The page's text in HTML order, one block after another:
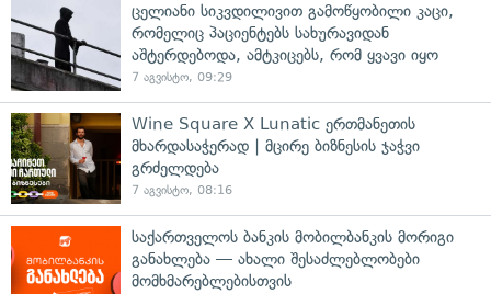
ცელიანი სიკვდილივით გამოწყობილი კაცი,
რომელიც პაციენტებს სახურავიდან
აშტერდებოდა, ამტკიცებს, რომ ყვავი იყო
7 აგვისტო, 09:29
Wine Square X Lunatic ერთმანეთის
მხარდასაჭერად | მცირე ბიზნესის ჯაჭვი
გრძელდება
7 აგვისტო, 08:16
საქართველოს ბანკის მობილბანკის მორიგი
განახლება — ახალი შესაძლებლობები
მომხმარებლებისთვის